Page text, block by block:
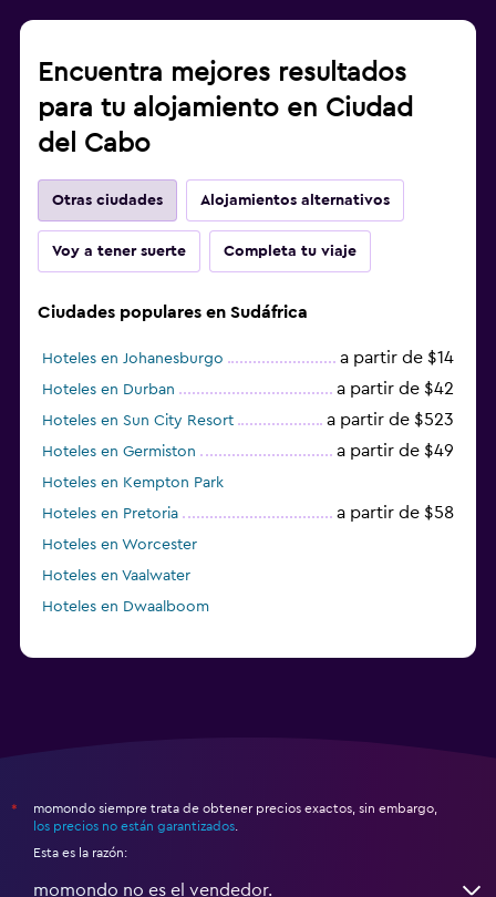
Encuentra mejores resultados
para tu alojamiento en Ciudad
del Cabo
Otras ciudades Alojamientos alternativos
Voy a tener suerte Completa tu viaje
Ciudades populares en Sudáfrica
Hoteles en Johanesburgo a partir de $14
Hoteles en Durban a partir de $42
Hoteles en Sun City Resort a partir de $523
Hoteles en Germiston a partir de $49
Hoteles en Kempton Park
Hoteles en Pretoria
a partir de $58
Hoteles en Worcester
Hoteles en Vaalwater
Hoteles en Dwaalboom
*
momondo siempre trata de obtener precios exactos, sin embargo,
los precios no están garantizados
Esta es la razón:
momondo no es el vendedor.